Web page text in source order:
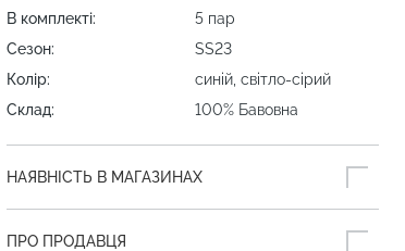
В комплекті:
5 пар
Сезон:
SS23
Колір:
синій, світло-сірий
Склад:
100% Бавовна
НАЯВНІСТЬ В МАГАЗИНАХ
ПРО ПРОДАВЦЯ